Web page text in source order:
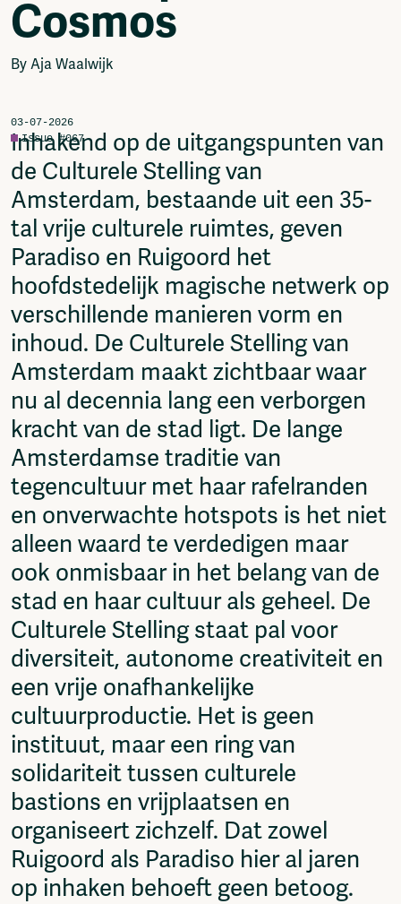
Video
Podcasts
Network
Contact
Subscribe
Jobs / Internships
Join
Shop
Donate
Advertise
Solidariteitsfonds
Projects
Ventilator Cinema
Anderworld Records
Rad-Ish
Webdocu Collectief Eigendom
Fragmenta
Vrij Beton
Vrije Ruimte festival
AADE
AA Talks
Ringfeest
AA Academy
Members
Log in to portal
CMS for venues
Cosmos
By Aja Waalwijk
03-07-2026
Issue #067
Inhakend op de uitgangspunten van
de Culturele Stelling van
Amsterdam, bestaande uit een 35-
tal vrije culturele ruimtes, geven
Paradiso en Ruigoord het
hoofdstedelijk magische netwerk op
verschillende manieren vorm en
inhoud. De Culturele Stelling van
Amsterdam maakt zichtbaar waar
nu al decennia lang een verborgen
kracht van de stad ligt. De lange
Amsterdamse traditie van
tegencultuur met haar rafelranden
en onverwachte hotspots is het niet
alleen waard te verdedigen maar
ook onmisbaar in het belang van de
stad en haar cultuur als geheel. De
Culturele Stelling staat pal voor
diversiteit, autonome creativiteit en
een vrije onafhankelijke
cultuurproductie. Het is geen
instituut, maar een ring van
solidariteit tussen culturele
bastions en vrijplaatsen en
organiseert zichzelf. Dat zowel
Ruigoord als Paradiso hier al jaren
op inhaken behoeft geen betoog.